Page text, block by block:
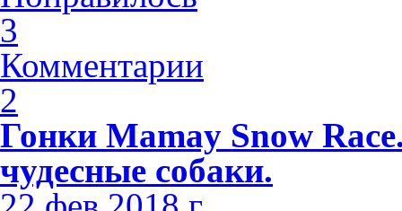
3
Комментарии
2
Гонки Mamay Snow
чудесные собаки.